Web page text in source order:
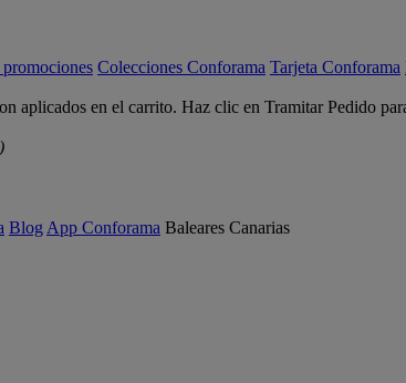
promociones Colecciones Conforama Tarjeta Conforama
aplicados en el carrito. Haz clic en Tramitar Pedido
Blog App Conforama Baleares Canarias